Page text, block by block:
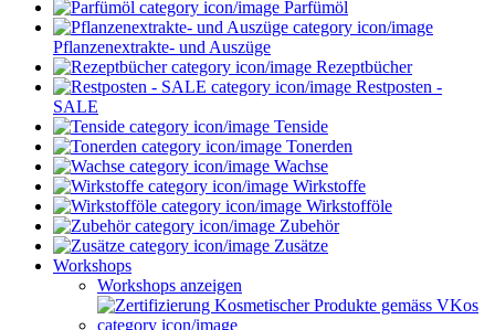
Parfümöl
Pflanzenextrakte- und Auszüge
Rezeptbücher
Restposten -
SALE
Tenside
Tonerden
Wachse
Wirkstoffe
Wirkstofföle
Zubehör
Zusätze
Workshops
Workshops anzeigen